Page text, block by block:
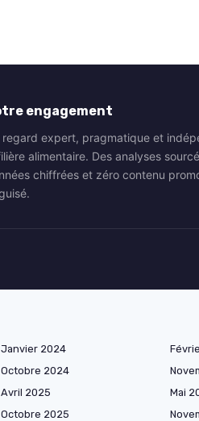
engagement
regard expert, pragmatique et
alimentaire. Des analyses
chiffrées et zéro contenu
Janvier 2024
Octobre 2024
Avril 2025
Mai
Octobre 2025